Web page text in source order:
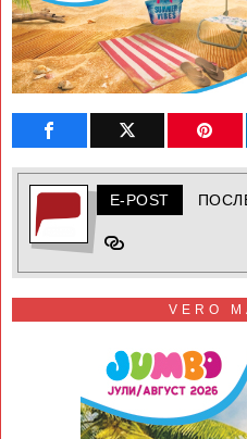
E-POST
VERO